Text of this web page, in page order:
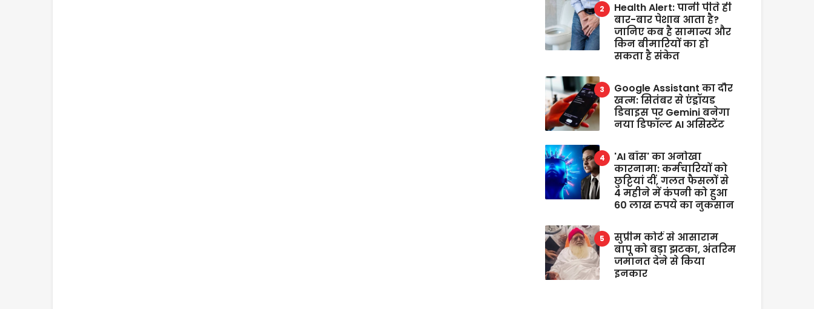
Health Alert: पानी पीते ही
बार-बार पेशाब आता है?
जानिए कब है सामान्य और
किन बीमारियों का हो
सकता है संकेत
Google Assistant का दौर
खत्म: सितंबर से एंड्रॉयड
डिवाइस पर Gemini बनेगा
नया डिफॉल्ट AI असिस्टेंट
'AI बॉस' का अनोखा
कारनामा: कर्मचारियों को
छुट्टियां दीं, गलत फैसलों से
4 महीने में कंपनी को हुआ
60 लाख रुपये का नुकसान
सुप्रीम कोर्ट से आसाराम
बापू को बड़ा झटका, अंतरिम
जमानत देने से किया
इनकार